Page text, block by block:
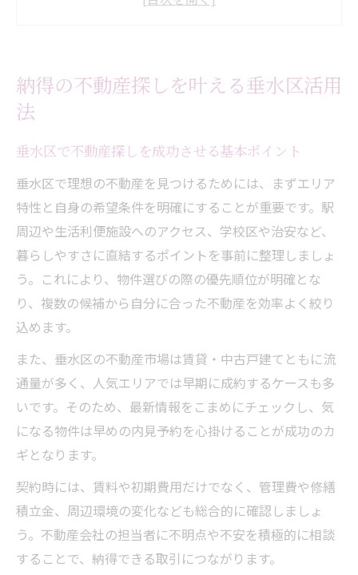
口コミを活用した納得の不動産探しのコツ
ト
信頼できる不動産業者の見極め方と選び方
口コミや評判から読み解く不動産業者の特
徴
地域密着型の不動産会社が選ばれる理由と
は
認
垂水区の不動産屋選びで失敗しない注意点
口コミに注目した神戸市垂水区の不動産事情
垂水区の不動産口コミが示すリアルな評判
口コミ情報を活用した不動産選びのポイン
ト
信頼できる不動産業者は口コミで見抜ける
口コミとランキングで比較する不動産会社
垂水駅周辺の不動産屋口コミを徹底検証
納得の不動産探しを叶える垂水区活用
法
垂水区で不動産探しを成功させる基本ポイント
垂水区で理想の不動産を見つけるためには、まずエリア
特性と自身の希望条件を明確にすることが重要です。駅
周辺や生活利便施設へのアクセス、学校区や治安など、
暮らしやすさに直結するポイントを事前に整理しましょ
う。これにより、物件選びの際の優先順位が明確とな
り、複数の候補から自分に合った不動産を効率よく絞り
込めます。
また、垂水区の不動産市場は賃貸・中古戸建てともに流
通量が多く、人気エリアでは早期に成約するケースも多
いです。そのため、最新情報をこまめにチェックし、気
になる物件は早めの内見予約を心掛けることが成功のカ
ギとなります。
契約時には、賃料や初期費用だけでなく、管理費や修繕
積立金、周辺環境の変化なども総合的に確認しましょ
う。不動産会社の担当者に不明点や不安を積極的に相談
することで、納得できる取引につながります。